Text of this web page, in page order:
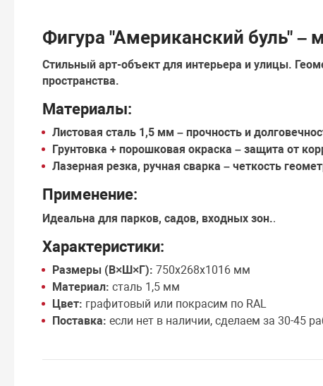
Фигура "Американский буль" –
Стильный арт-объект для интерьера и улицы.
пространства.
Материалы:
Листовая сталь 1,5 мм – прочность и
Грунтовка + порошковая окраска – защита от
Лазерная резка, ручная сварка – четкость
Применение:
Идеальна дляпарков, садов, входных зон..
Характеристики:
Размеры (В×Ш×Г): 750х268х1016 мм
Материал: сталь 1,5 мм
Цвет: графитовый или покрасим по RAL
Поставка: если нет в наличии, сделаем за 30-45